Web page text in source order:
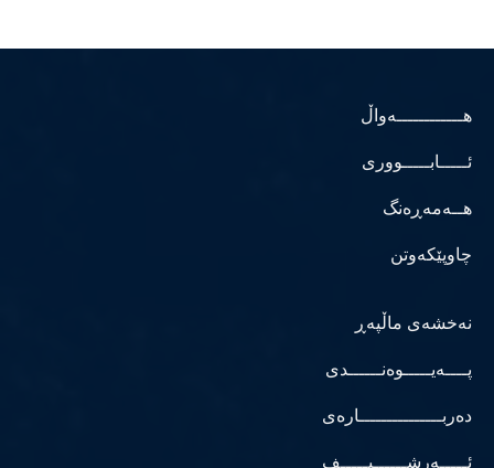
هــــــــــــەواڵ
ئـــــابـــــووری
هــەمەڕەنگ
چاوپێکەوتن
نەخشەی ماڵپەڕ
پــــەیـــــوەنــــــدی
دەربـــــــــــــــارەی
ئـــــەرشــــــیـــــف